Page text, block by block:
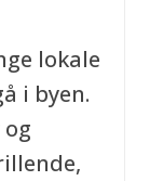
lokale
i byen.